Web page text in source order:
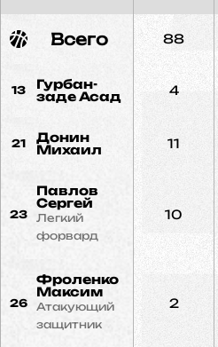
Всего 88
13
Гурбан-
заде Асад
4
21
Донин
Михаил
11
23
Павлов
Сергей
Легкий
форвард
10
26
Фроленко
Максим
Атакующий
защитник
2